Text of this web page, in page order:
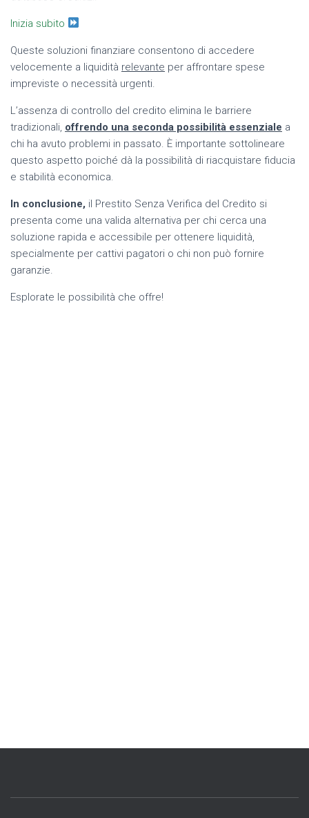
Inizia subito
Queste soluzioni finanziare consentono di accedere
velocemente a liquidità relevante per affrontare spese
impreviste o necessità urgenti.
L’assenza di controllo del credito elimina le barriere
tradizionali, offrendo una seconda possibilità essenziale a
chi ha avuto problemi in passato. È importante sottolineare
questo aspetto poiché dà la possibilità di riacquistare fiducia
e stabilità economica.
In conclusione, il Prestito Senza Verifica del Credito si
presenta come una valida alternativa per chi cerca una
soluzione rapida e accessibile per ottenere liquidità,
specialmente per cattivi pagatori o chi non può fornire
garanzie.
Esplorate le possibilità che offre!